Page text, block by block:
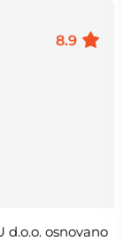
8.9
d.o.o. osnovano